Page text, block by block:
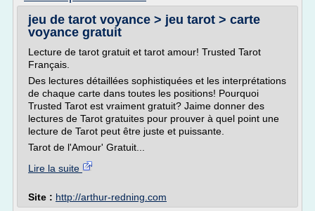
jeu de tarot voyance > jeu tarot > carte
voyance gratuit
Lecture de tarot gratuit et tarot amour! Trusted Tarot
Français.
Des lectures détaillées sophistiquées et les interprétations
de chaque carte dans toutes les positions! Pourquoi
Trusted Tarot est vraiment gratuit? Jaime donner des
lectures de Tarot gratuites pour prouver à quel point une
lecture de Tarot peut être juste et puissante.
Tarot de l'Amour' Gratuit...
Lire la suite
Site : http://arthur-redning.com